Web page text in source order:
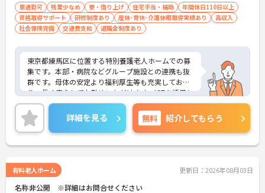
車通勤可 残業少なめ 寮・借り上げ 住宅手当・補助
年間休日110日以上
資格取得サポート
研修制度あり 産休･育休･介護休暇取得実績あり
高収入
社会保険完備
交通費支給 退職金制度あり
東京都練馬区に位置する特別養護老人ホームでの募
集です。本部・病院などグループ施設との連携も抜
群です。母体の安定より福利厚生等も充実してお
り、長く安心してお勤めいただけます。ICTを活用し
た職員の負担軽減や、最先端の調理システムを導入
しており、働きやすい環境が整っています。
ご興味のある方には、面接対策ポイントなど、さら
に詳細をお話しいたしますので、お気軽にご相談く
ださい。
詳細を見る 無料 紹介してもらう
有料老人ホーム 更新日：2026年08月03日
名称非公開 ※詳細はお問合せください